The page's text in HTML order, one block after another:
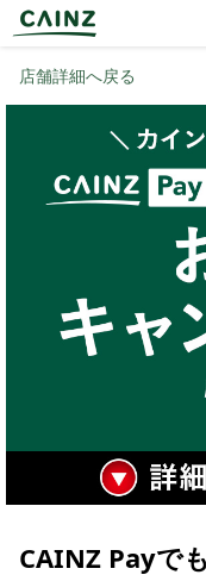
店舗詳細へ戻る
CAINZ Payで